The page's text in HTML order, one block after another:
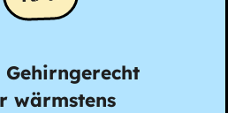
wärmstens